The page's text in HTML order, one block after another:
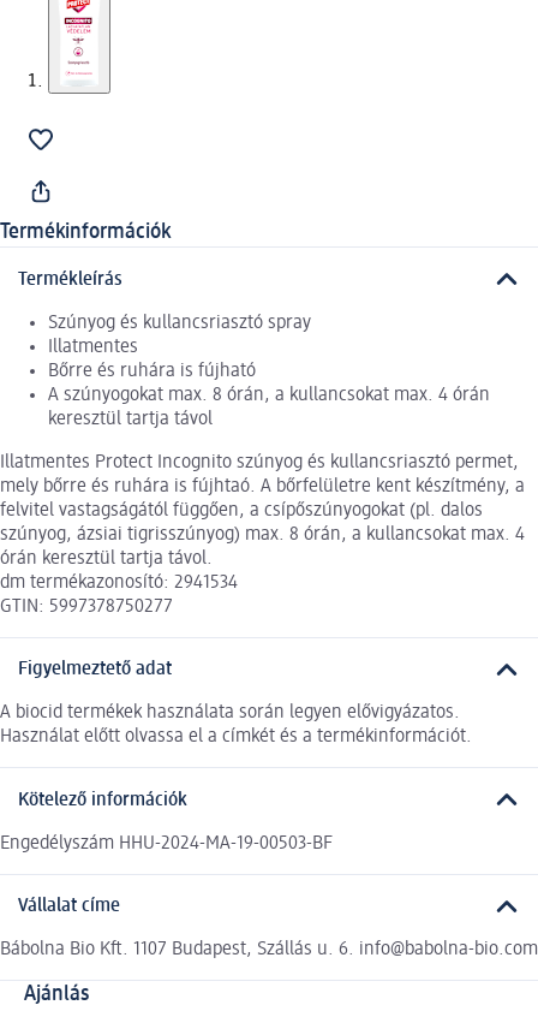
Termékinformációk
Termékleírás
Szúnyog és kullancsriasztó spray
Illatmentes
Bőrre és ruhára is fújható
A szúnyogokat max. 8 órán, a kullancsokat max. 4 órán
keresztül tartja távol
Illatmentes Protect Incognito szúnyog és kullancsriasztó permet,
mely bőrre és ruhára is fújhtaó. A bőrfelületre kent készítmény, a
felvitel vastagságától függően, a csípőszúnyogokat (pl. dalos
szúnyog, ázsiai tigrisszúnyog) max. 8 órán, a kullancsokat max. 4
órán keresztül tartja távol.
dm termékazonosító: 2941534
GTIN: 5997378750277
Figyelmeztető adat
A biocid termékek használata során legyen elővigyázatos.
Használat előtt olvassa el a címkét és a termékinformációt.
Kötelező információk
Engedélyszám HHU-2024-MA-19-00503-BF
Vállalat címe
Bábolna Bio Kft. 1107 Budapest, Szállás u. 6. info@babolna-bio.com
Ajánlás